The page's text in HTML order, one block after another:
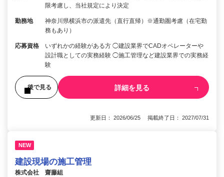
限考慮し、当社規定により決定
勤務地
神奈川県横浜市の派遣先（直行直帰）※通勤圏考慮（在宅勤
務もあり）
応募資格
いずれかの経験がある方 ◯建設業界でCADオペレーターや
設計職としての実務経験 ◯施工管理など建設業界での実務経
験
後で見る 詳細を見る
更新日： 2026/06/25 掲載終了日： 2027/07/31
NEW
建設現場の施工管理
株式会社 齋藤組